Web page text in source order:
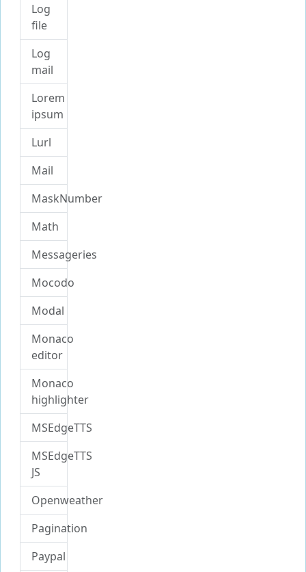
Log
file
Log
mail
Lorem
ipsum
Lurl
Mail
MaskNumber
Math
Messageries
Mocodo
Modal
Monaco
editor
Monaco
highlighter
MSEdgeTTS
MSEdgeTTS
JS
Openweather
Pagination
Paypal